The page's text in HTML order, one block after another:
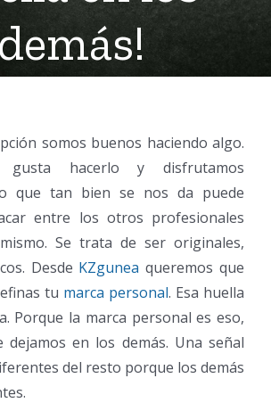
demás!
somos buenos haciendo algo.
gusta hacerlo y disfrutamos
que tan bien se nos da puede
entre los otros profesionales
Se trata de ser originales,
Desde KZgunea queremos que
tu marca personal. Esa huella
Porque la marca personal es eso,
dejamos en los demás. Una señal
del resto porque los demás